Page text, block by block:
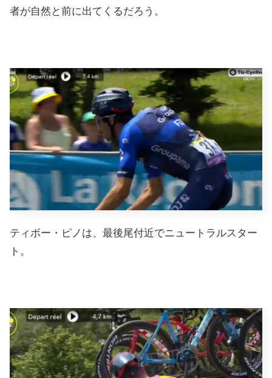
者が自然と前に出てくるだろう。
ティボー・ピノは、最後尾付近でニュートラルスター
ト。